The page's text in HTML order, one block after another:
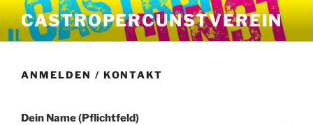
Inhalt
springen
CASTROPERCUNSTVEREIN
ANMELDEN / KONTAKT
Dein Name (Pflichtfeld)